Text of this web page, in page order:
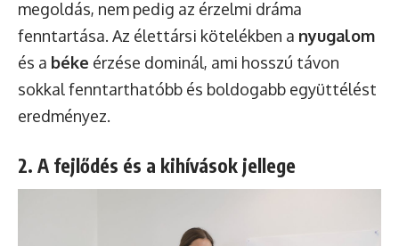
megoldás, nem pedig az érzelmi dráma
fenntartása. Az élettársi kötelékben a nyugalom
és a béke érzése dominál, ami hosszú távon
sokkal fenntarthatóbb és boldogabb együttélést
eredményez.
2. A fejlődés és a kihívások jellege